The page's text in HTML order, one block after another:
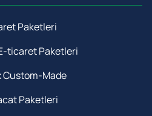
Paketleri
ticaret Paketleri
Custom-Made
Paketleri